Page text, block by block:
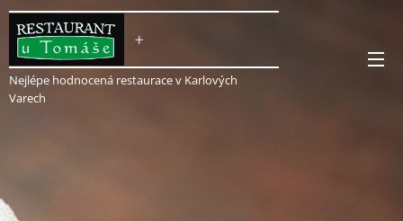
+
Nejlépe hodnocená restaurace v Karlových
Varech